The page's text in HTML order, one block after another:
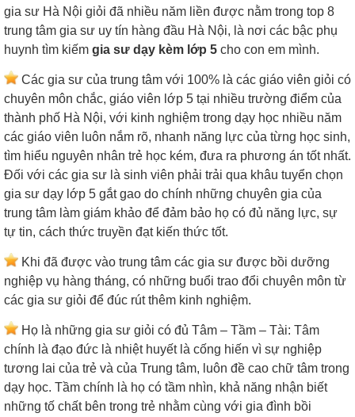
gia sư Hà Nội giỏi đã nhiều năm liền được nằm trong top 8
trung tâm gia sư uy tín hàng đầu Hà Nội, là nơi các bậc phụ
huynh tìm kiếm gia sư dạy kèm lớp 5 cho con em mình.
Các gia sư của trung tâm với 100% là các giáo viên giỏi có
chuyên môn chắc, giáo viên lớp 5 tại nhiều trường điểm của
thành phố Hà Nội, với kinh nghiệm trong dạy học nhiều năm
các giáo viên luôn nắm rõ, nhanh năng lực của từng học sinh,
tìm hiểu nguyên nhân trẻ học kém, đưa ra phương án tốt nhất.
Đối với các gia sư là sinh viên phải trải qua khâu tuyển chọn
gia sư dạy lớp 5 gắt gao do chính những chuyên gia của
trung tâm làm giám khảo để đảm bảo họ có đủ năng lực, sự
tự tin, cách thức truyền đạt kiến thức tốt.
Khi đã được vào trung tâm các gia sư được bồi dưỡng
nghiệp vụ hàng tháng, có những buổi trao đổi chuyên môn từ
các gia sư giỏi để đúc rút thêm kinh nghiệm.
Họ là những gia sư giỏi có đủ Tâm – Tầm – Tài: Tâm
chính là đạo đức là nhiệt huyết là cống hiến vì sự nghiệp
tương lai của trẻ và của Trung tâm, luôn đề cao chữ tâm trong
dạy học. Tầm chính là họ có tầm nhìn, khả năng nhận biết
những tố chất bên trong trẻ nhằm cùng với gia đình bồi